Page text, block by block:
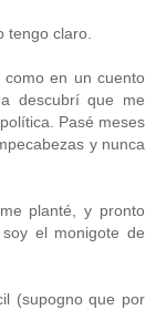
tengo claro.
como en un cuento
descubrí que me
Pasé meses
y nunca
planté, y pronto
el monigote de
(supogno que por